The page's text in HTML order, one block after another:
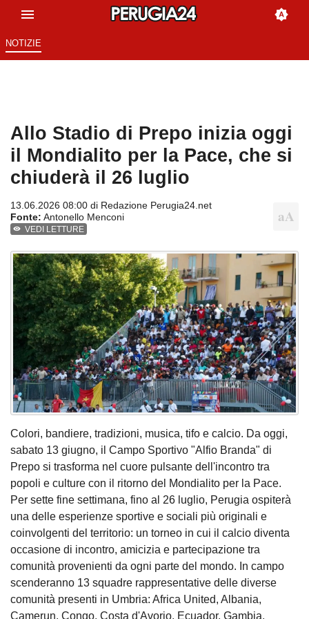
NOTIZIE
Allo Stadio di Prepo inizia oggi
il Mondialito per la Pace, che si
chiuderà il 26 luglio
13.06.2026 08:00 di Redazione Perugia24.net
Fonte: Antonello Menconi
VEDI LETTURE
Colori, bandiere, tradizioni, musica, tifo e calcio. Da oggi,
sabato 13 giugno, il Campo Sportivo "Alfio Branda" di
Prepo si trasforma nel cuore pulsante dell'incontro tra
popoli e culture con il ritorno del Mondialito per la Pace.
Per sette fine settimana, fino al 26 luglio, Perugia ospiterà
una delle esperienze sportive e sociali più originali e
coinvolgenti del territorio: un torneo in cui il calcio diventa
occasione di incontro, amicizia e partecipazione tra
comunità provenienti da ogni parte del mondo. In campo
scenderanno 13 squadre rappresentative delle diverse
comunità presenti in Umbria: Africa United, Albania,
Camerun, Congo, Costa d'Avorio, Ecuador, Gambia,